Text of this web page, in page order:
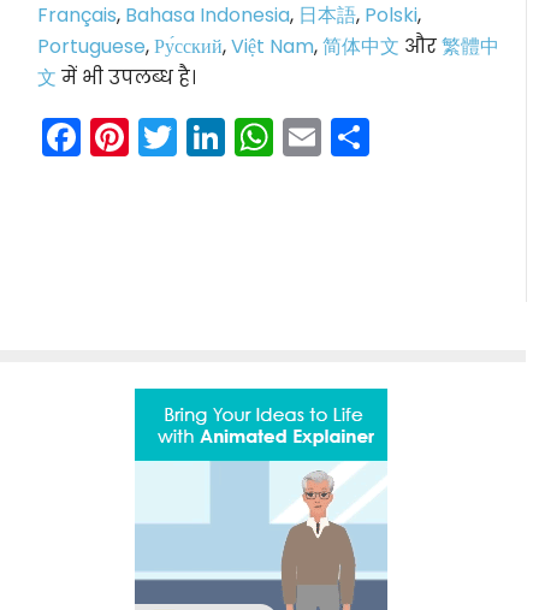
Français, Bahasa Indonesia, 日本語, Polski,
Portuguese,Ру́сский,Việt Nam,简体中文 और繁體中
文 में भी उपलब्ध है।
Facebook
Pinterest
Twitter
LinkedIn
WhatsApp
Email